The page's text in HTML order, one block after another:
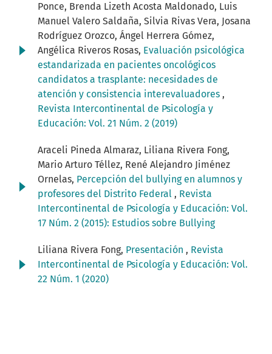
Ponce, Brenda Lizeth Acosta Maldonado, Luis
Manuel Valero Saldaña, Silvia Rivas Vera, Josana
Rodríguez Orozco, Ángel Herrera Gómez,
Angélica Riveros Rosas, Evaluación psicológica
estandarizada en pacientes oncológicos
candidatos a trasplante: necesidades de
atención y consistencia interevaluadores ,
Revista Intercontinental de Psicología y
Educación: Vol. 21 Núm. 2 (2019)
Araceli Pineda Almaraz, Liliana Rivera Fong,
Mario Arturo Téllez, René Alejandro Jiménez
Ornelas, Percepción del bullying en alumnos y
profesores del Distrito Federal , Revista
Intercontinental de Psicología y Educación: Vol.
17 Núm. 2 (2015): Estudios sobre Bullying
Liliana Rivera Fong, Presentación , Revista
Intercontinental de Psicología y Educación: Vol.
22 Núm. 1 (2020)